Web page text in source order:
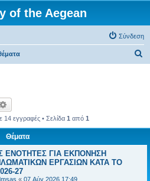
of the Aegean
Σύνδεση
14 εγγραφές • Σελίδα 1 από 1
Θέματα
ΕΝΟΤΗΤΕΣ ΓΙΑ ΕΚΠΟΝΗΣΗ
ΕΡΓΑΣΙΩΝ ΚΑΤΑ ΤΟ
27
« 07 Αύγ 2026 17:49